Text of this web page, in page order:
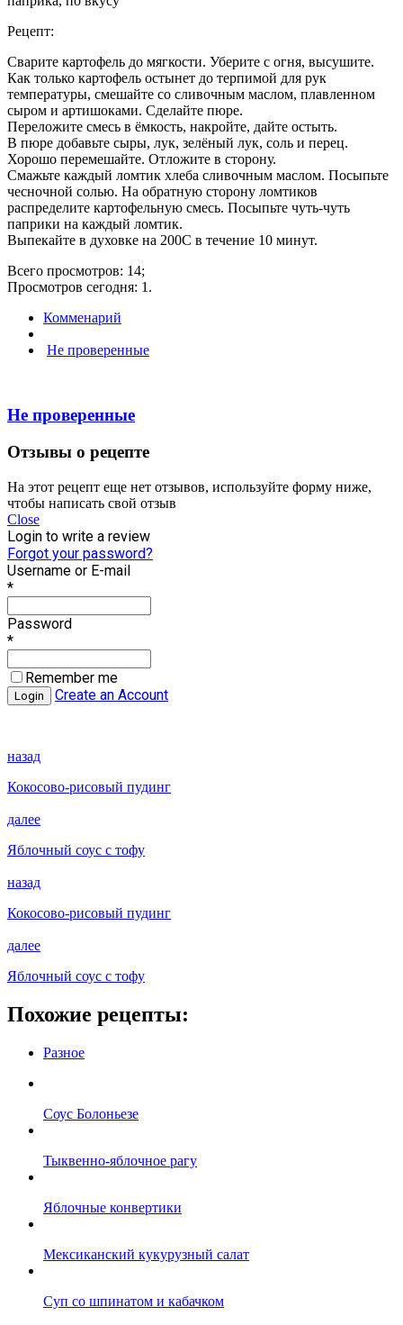
Рецепт:
Сварите картофель до мягкости. Уберите с огня, высушите.
Как только картофель остынет до терпимой для рук
температуры, смешайте со сливочным маслом, плавленном
сыром и артишоками. Сделайте пюре.
Переложите смесь в ёмкость, накройте, дайте остыть.
В пюре добавьте сыры, лук, зелёный лук, соль и перец.
Хорошо перемешайте. Отложите в сторону.
Смажьте каждый ломтик хлеба сливочным маслом. Посыпьте
чесночной солью. На обратную сторону ломтиков
распределите картофельную смесь. Посыпьте чуть-чуть
паприки на каждый ломтик.
Выпекайте в духовке на 200С в течение 10 минут.
Всего просмотров: 14;
Просмотров сегодня: 1.
Комменарий
Не проверенные
Не проверенные
Отзывы о рецепте
На этот рецепт еще нет отзывов, используйте форму ниже,
чтобы написать свой отзыв
Close
Login to write a review
Forgot your password?
Username or E-mail
*
Password
*
Remember me
Create an Account
назад
Кокосово-рисовый пудинг
далее
Яблочный соус с тофу
назад
Кокосово-рисовый пудинг
далее
Яблочный соус с тофу
Похожие рецепты:
Разное
Соус Болоньезе
Тыквенно-яблочное рагу
Яблочные конвертики
Мексиканский кукурузный салат
Суп со шпинатом и кабачком